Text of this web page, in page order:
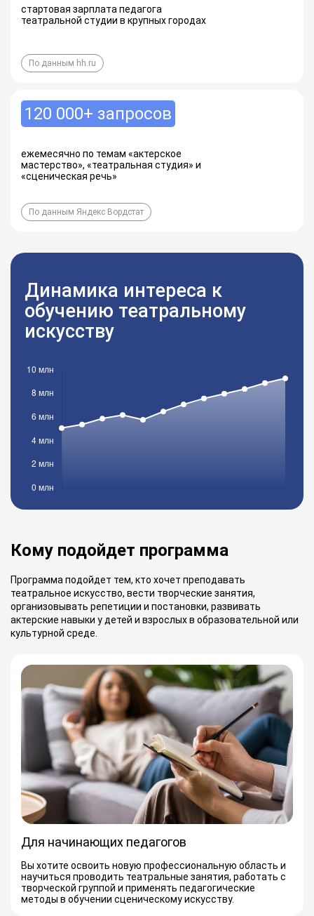
стартовая зарплата педагога
театральной студии в крупных городах
По данным hh.ru
120 000+ запросов
ежемесячно по темам «актерское
мастерство», «театральная студия» и
«сценическая речь»
По данным Яндекс Вордстат
Динамика интереса к
обучению театральному
искусству
Кому подойдет программа
Программа подойдет тем, кто хочет преподавать
театральное искусство, вести творческие занятия,
организовывать репетиции и постановки, развивать
актерские навыки у детей и взрослых в образовательной или
культурной среде.
Для начинающих педагогов
Вы хотите освоить новую профессиональную область и
научиться проводить театральные занятия, работать с
творческой группой и применять педагогические
методы в обучении сценическому искусству.